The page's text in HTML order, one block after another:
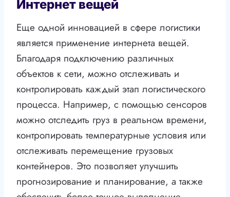
Интернет вещей
Еще одной инновацией в сфере логистики
является применение интернета вещей.
Благодаря подключению различных
объектов к сети, можно отслеживать и
контролировать каждый этап логистического
процесса. Например, с помощью сенсоров
можно отследить груз в реальном времени,
контролировать температурные условия или
отслеживать перемещение грузовых
контейнеров. Это позволяет улучшить
прогнозирование и планирование, а также